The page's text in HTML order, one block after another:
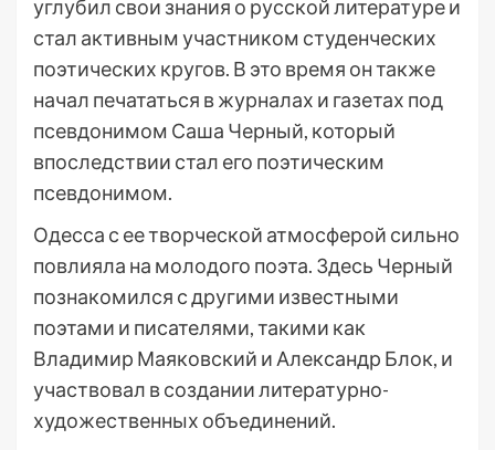
углубил свои знания о русской литературе и
стал активным участником студенческих
поэтических кругов. В это время он также
начал печататься в журналах и газетах под
псевдонимом Саша Черный, который
впоследствии стал его поэтическим
псевдонимом.
Одесса с ее творческой атмосферой сильно
повлияла на молодого поэта. Здесь Черный
познакомился с другими известными
поэтами и писателями, такими как
Владимир Маяковский и Александр Блок, и
участвовал в создании литературно-
художественных объединений.